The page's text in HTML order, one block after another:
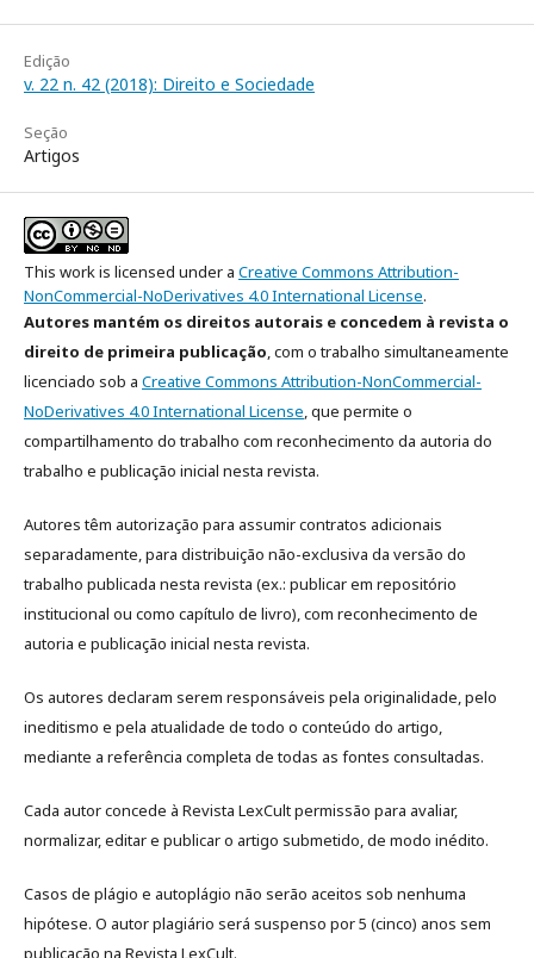
Edição
v. 22 n. 42 (2018): Direito e Sociedade
Seção
Artigos
This work is licensed under a Creative Commons Attribution-
NonCommercial-NoDerivatives 4.0 International License.
Autores mantém os direitos autorais e concedem à revista o
direito de primeira publicação, com o trabalho simultaneamente
licenciado sob a Creative Commons Attribution-NonCommercial-
NoDerivatives 4.0 International License​, que permite o
compartilhamento do trabalho com reconhecimento da autoria do
trabalho e publicação inicial nesta revista.
Autores têm autorização para assumir contratos adicionais
separadamente, para distribuição não-exclusiva da versão do
trabalho publicada nesta revista (ex.: publicar em repositório
institucional ou como capítulo de livro), com reconhecimento de
autoria e publicação inicial nesta revista.
Os autores declaram serem responsáveis pela originalidade, pelo
ineditismo e pela atualidade de todo o conteúdo do artigo,
mediante a referência completa de todas as fontes consultadas.
Cada autor concede à Revista LexCult permissão para avaliar,
normalizar, editar e publicar o artigo submetido, de modo inédito.
Casos de plágio e autoplágio não serão aceitos sob nenhuma
hipótese. O autor plagiário será suspenso por 5 (cinco) anos sem
publicação na Revista LexCult.